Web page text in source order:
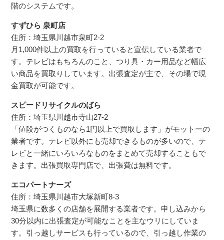
階のシステムです。
すずひら 泉町店
住所：埼玉県川越市泉町2-2
月1,000件以上の買取を行っていると宣伝している業者で
す。テレビはもちろんのこと、つり具・カー用品など幅広
い商品を買取りしています。出張査定が主で、その場で現
金買取が可能です。
スピードリサイクルのばら
住所：埼玉県川越市寺山27-2
「値段がつくものなら1円以上で買取します」がモットーの
業者です。テレビ以外にも売却できるものが多いので、テ
レビと一緒にいろいろなものをまとめて売却することもで
きます。出張買取専門店で、出張費は無料です。
エコパートナーズ
住所：埼玉県川越市大塚新町8-3
埼玉県に数多くの店舗を展開する業者です。申し込みから
30分以内に出張査定が可能なことを主なウリにしていま
す。引っ越しサービスも行っているので、引っ越し作業の